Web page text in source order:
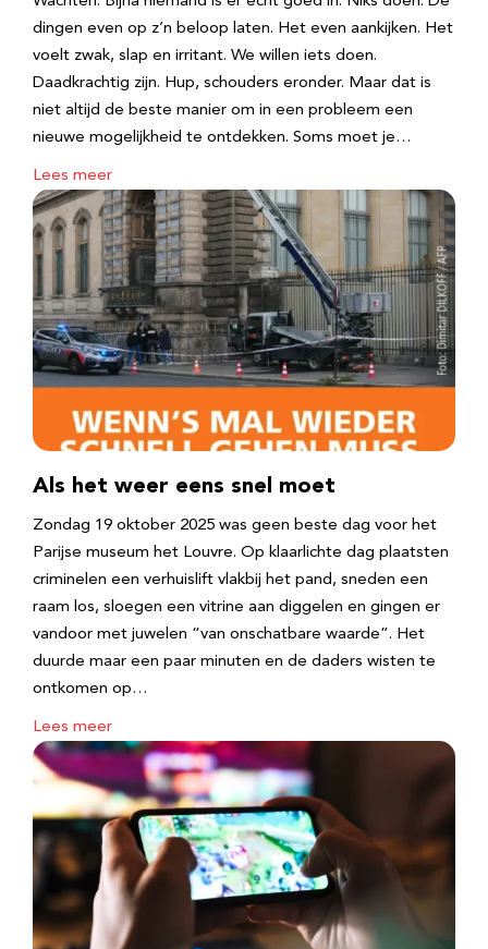
dingen even op z’n beloop laten. Het even aankijken. Het
voelt zwak, slap en irritant. We willen iets doen.
Daadkrachtig zijn. Hup, schouders eronder. Maar dat is
niet altijd de beste manier om in een probleem een
nieuwe mogelijkheid te ontdekken. Soms moet je…
Lees meer
Als het weer eens snel moet
Zondag 19 oktober 2025 was geen beste dag voor het
Parijse museum het Louvre. Op klaarlichte dag plaatsten
criminelen een verhuislift vlakbij het pand, sneden een
raam los, sloegen een vitrine aan diggelen en gingen er
vandoor met juwelen “van onschatbare waarde”. Het
duurde maar een paar minuten en de daders wisten te
ontkomen op…
Lees meer